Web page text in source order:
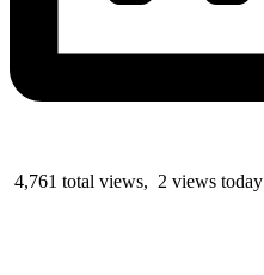
4,761 total views, 2 views today